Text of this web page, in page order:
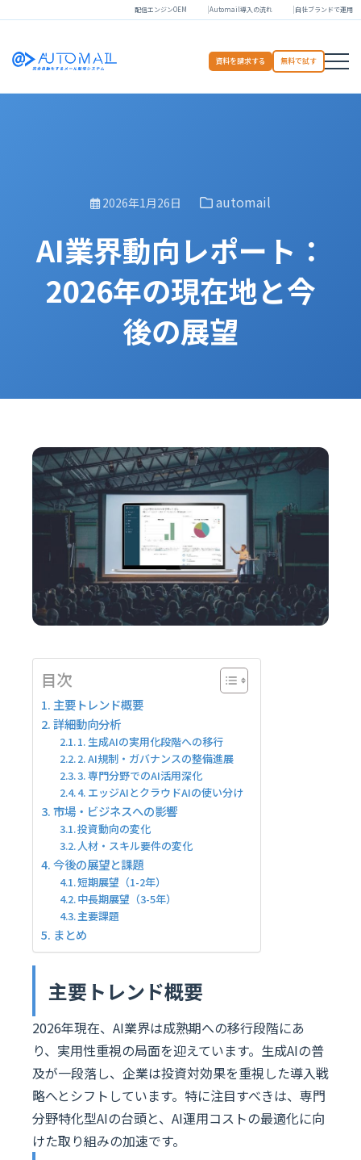
配信エンジンOEM Automail導入の流れ 自社ブランドで運用
資料を請求する 無料で試す
2026年1月26日 automail
AI業界動向レポート：
2026年の現在地と今
後の展望
目次
主要トレンド概要
詳細動向分析
1. 生成AIの実用化段階への移行
2. AI規制・ガバナンスの整備進展
3. 専門分野でのAI活用深化
4. エッジAIとクラウドAIの使い分け
市場・ビジネスへの影響
投資動向の変化
人材・スキル要件の変化
今後の展望と課題
短期展望（1-2年）
中長期展望（3-5年）
主要課題
まとめ
主要トレンド概要
2026年現在、AI業界は成熟期への移行段階にあ
り、実用性重視の局面を迎えています。生成AIの普
及が一段落し、企業は投資対効果を重視した導入戦
略へとシフトしています。特に注目すべきは、専門
分野特化型AIの台頭と、AI運用コストの最適化に向
けた取り組みの加速です。